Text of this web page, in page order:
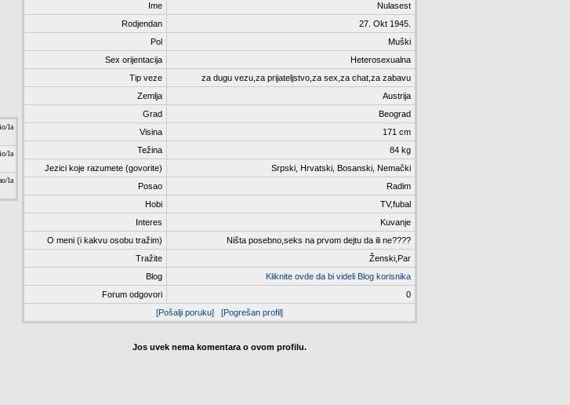
Ime
Nulasest
Rodjendan
27. Okt 1945.
Pol
Muški
Sex orijentacija
Heterosexualna
Tip veze
za dugu vezu,za prijateljstvo,za sex,za chat,za zabavu
Zemlja
Austrija
Grad
Beograd
Visina
171 cm
Težina
84 kg
Jezici koje razumete (govorite)
Srpski, Hrvatski, Bosanski, Nemački
Posao
Radim
Hobi
TV,fubal
Interes
Kuvanje
O meni (i kakvu osobu tražim)
Ništa posebno,seks na prvom dejtu da ili ne????
Tražite
Ženski,Par
Blog
Kliknite ovde da bi videli Blog korisnika
Forum odgovori
0
[Pošalji poruku]
[Pogrešan profil]
Jos uvek nema komentara o ovom profilu.